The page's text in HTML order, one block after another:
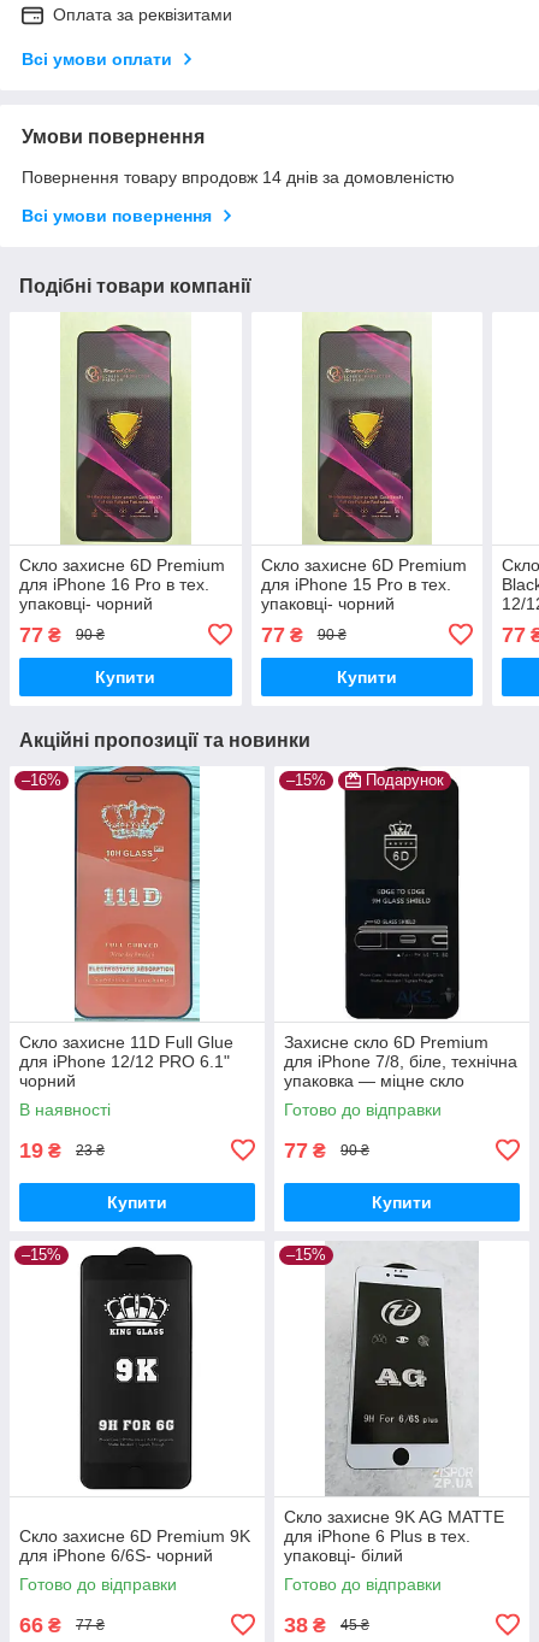
Оплата за реквізитами
Всі умови оплати
Умови повернення
Повернення товару впродовж 14 днів за домовленістю
Всі умови повернення
Подібні товари компанії
Скло захисне 6D Premium
для iPhone 16 Pro в тех.
упаковці- чорний
77 ₴ 90 ₴
Купити
Скло захисне 6D Premium
для iPhone 15 Pro в тех.
упаковці- чорний
77₴ 90 ₴
Купити
12/
77
Акційні пропозиції та новинки
–16%
Скло захисне 11D Full Glue
для iPhone 12/12 PRO 6.1"
чорний
В наявності
19 ₴ 23 ₴
Купити
–15% Подарунок
Захисне скло 6D Premium
для iPhone 7/8, біле, технічна
упаковка — міцне скло
повного покриття
Готово до відправки
77 ₴ 90 ₴
Купити
–15%
Скло захисне 6D Premium 9K
для iPhone 6/6S- чорний
Готово до відправки
66 ₴ 77 ₴
–15%
Скло захисне 9K AG MATTE
для iPhone 6 Plus в тех.
упаковці- білий
Готово до відправки
38 ₴ 45 ₴